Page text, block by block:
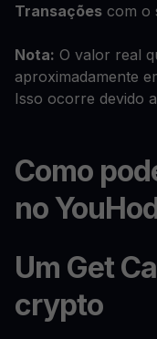
Transações com o
Nota: O valor real
aproximadamente
Isso ocorre devido
Como
no
Um Get
crypto